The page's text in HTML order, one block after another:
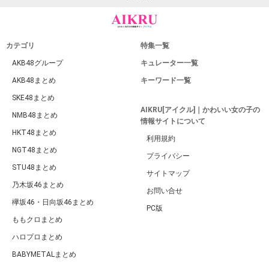
カテゴリ
AKB48グループ
AKB48まとめ
SKE48まとめ
NMB48まとめ
HKT48まとめ
NGT48まとめ
STU48まとめ
乃木坂46まとめ
欅坂46・日向坂46まとめ
ももクロまとめ
ハロプロまとめ
BABYMETALまとめ
特集一覧
キュレーター一覧
キーワード一覧
AIKRU[アイクル]｜かわいい女の子の
情報サイトについて
利用規約
プライバシー
サイトマップ
お問い合せ
PC版